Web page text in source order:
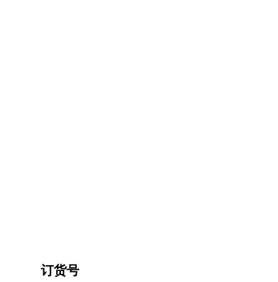
订货号